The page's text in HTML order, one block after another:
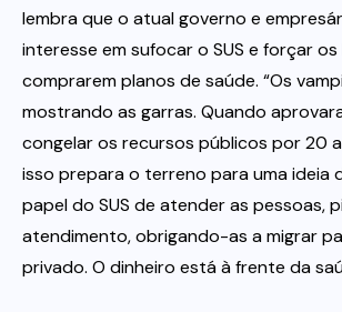
lembra que o atual governo e
interesse em sufocar o SUS e forçar
comprarem planos de saúde. “Os
mostrando as garras. Quando
congelar os recursos públicos por 20
isso prepara o terreno para uma ideia
papel do SUS de atender as pessoas,
atendimento, obrigando-as a migrar
privado. O dinheiro está à frente da